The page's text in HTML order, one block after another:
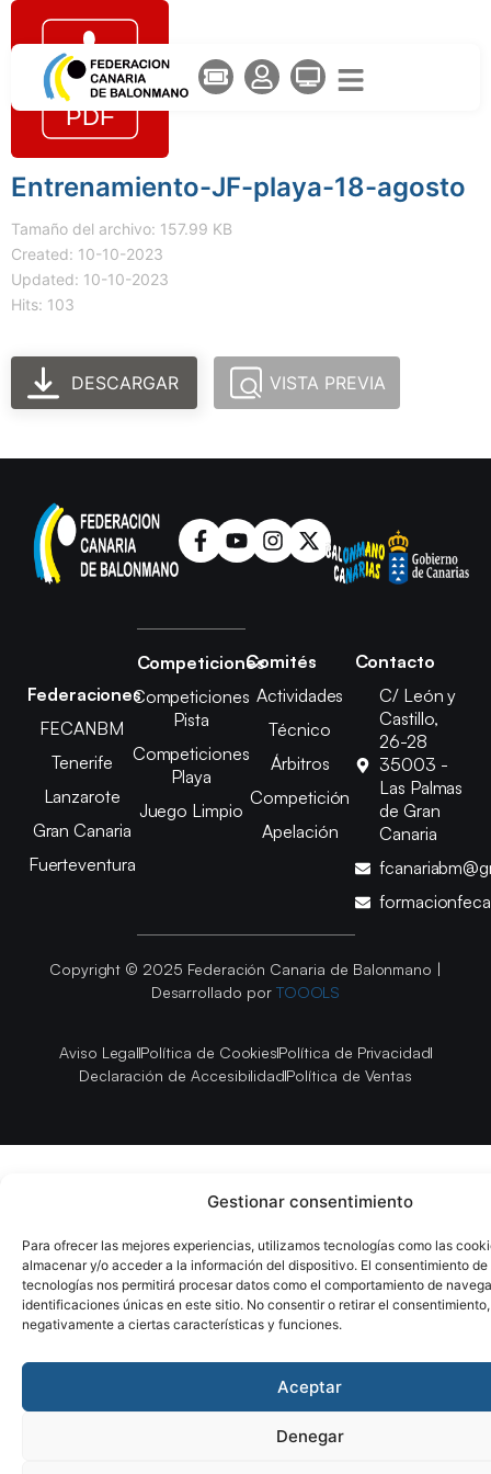
Gestionar consentimiento
Para ofrecer las mejores experiencias, utilizamos tecnologías como las
almacenar y/o acceder a la información del dispositivo. El consentimiento de
tecnologías nos permitirá procesar datos como el comportamiento de
identificaciones únicas en este sitio. No consentir o retirar el
negativamente a ciertas características y funciones.
Aceptar
Denegar
Entrenamiento-JF-playa-18-agosto
Tamaño del archivo: 157.99 KB
Created: 10-10-2023
Updated: 10-10-2023
Hits: 103
DESCARGAR VISTA PREVIA
Federaciones
FECANBM
Tenerife
Lanzarote
Gran Canaria
Fuerteventura
Competiciones
Competiciones
Pista
Competiciones
Playa
Juego Limpio
Comités
Actividades
Técnico
Árbitros
Competición
Apelación
Contacto
C/ León y
Castillo,
26-28
35003 -
Las Palmas
de Gran
Canaria
Copyright © 2025 Federación Canaria de Balonmano |
Desarrollado por TOOOLS
Aviso LegalPolítica de CookiesPolítica de Privacidad
Declaración de AccesibilidadPolítica de Ventas